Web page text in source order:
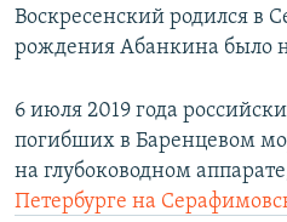
Воскресенский родился в
рождения Абанкина было
6 июля 2019 года
погибших в Баренцевом
на глубоководном
Петербурге на